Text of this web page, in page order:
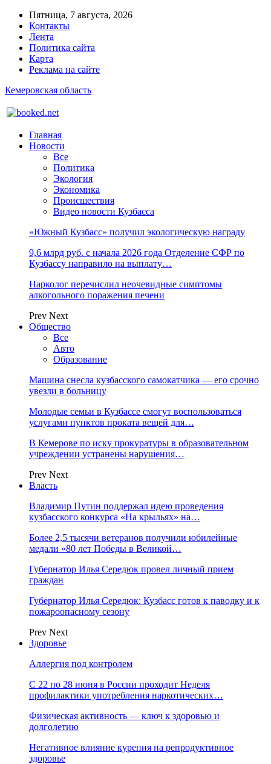
Пятница, 7 августа, 2026
Контакты
Лента
Политика сайта
Карта
Реклама на сайте
Кемеровская область
Главная
Новости
Все
Политика
Экология
Экономика
Происшествия
Видео новости Кузбасса
«Южный Кузбасс» получил экологическую награду
9,6 млрд руб. с начала 2026 года Отделение СФР по
Кузбассу направило на выплату…
Нарколог перечислил неочевидные симптомы
алкогольного поражения печени
Prev Next
Общество
Все
Авто
Образование
Машина снесла кузбасского самокатчика — его срочно
увезли в больницу
Молодые семьи в Кузбассе смогут воспользоваться
услугами пунктов проката вещей для…
В Кемерове по иску прокуратуры в образовательном
учреждении устранены нарушения…
Prev Next
Власть
Владимир Путин поддержал идею проведения
кузбасского конкурса «На крыльях» на…
Более 2,5 тысячи ветеранов получили юбилейные
медали «80 лет Победы в Великой…
Губернатор Илья Середюк провел личный прием
граждан
Губернатор Илья Середюк: Кузбасс готов к паводку и к
пожароопасному сезону
Prev Next
Здоровье
Аллергия под контролем
С 22 по 28 июня в России проходит Неделя
профилактики употребления наркотических…
Физическая активность — ключ к здоровью и
долголетию
Негативное влияние курения на репродуктивное
здоровье